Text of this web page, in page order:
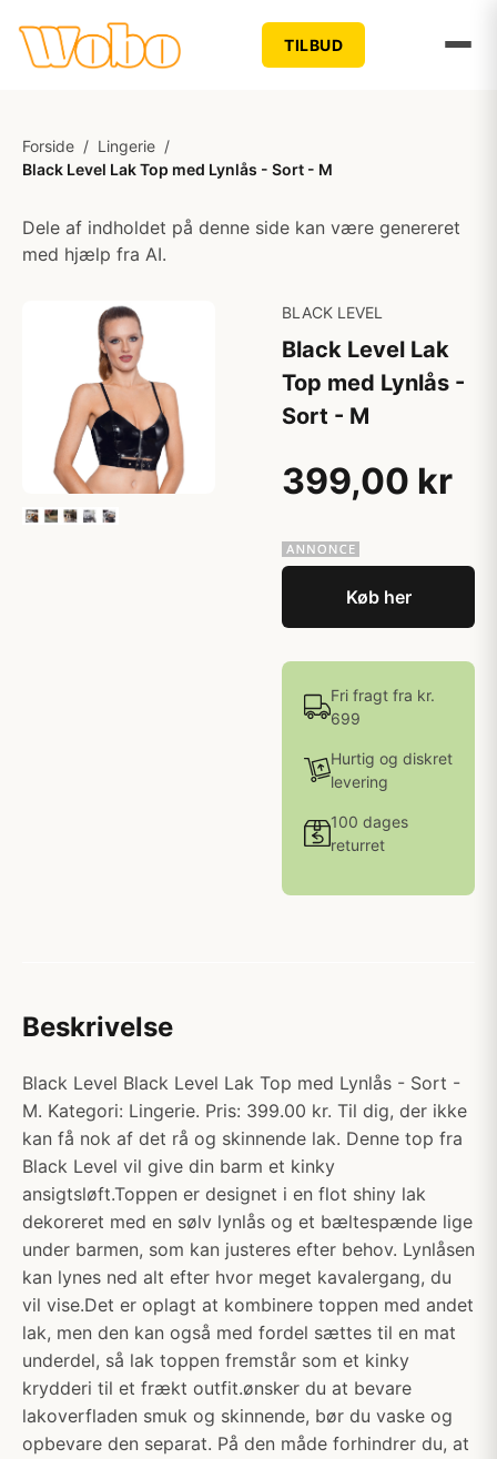
TILBUD
Forside / Lingerie /
Black Level Lak Top med Lynlås - Sort - M
Dele af indholdet på denne side kan være genereret
med hjælp fra AI.
BLACK LEVEL
Black Level Lak
Top med Lynlås -
Sort - M
399,00 kr
Køb her
Fri fragt fra kr.
699
Hurtig og diskret
levering
100 dages
returret
Beskrivelse
Black Level Black Level Lak Top med Lynlås - Sort -
M. Kategori: Lingerie. Pris: 399.00 kr. Til dig, der ikke
kan få nok af det rå og skinnende lak. Denne top fra
Black Level vil give din barm et kinky
ansigtsløft.Toppen er designet i en flot shiny lak
dekoreret med en sølv lynlås og et bæltespænde lige
under barmen, som kan justeres efter behov. Lynlåsen
kan lynes ned alt efter hvor meget kavalergang, du
vil vise.Det er oplagt at kombinere toppen med andet
lak, men den kan også med fordel sættes til en mat
underdel, så lak toppen fremstår som et kinky
krydderi til et frækt outfit.ønsker du at bevare
lakoverfladen smuk og skinnende, bør du vaske og
opbevare den separat. På den måde forhindrer du, at